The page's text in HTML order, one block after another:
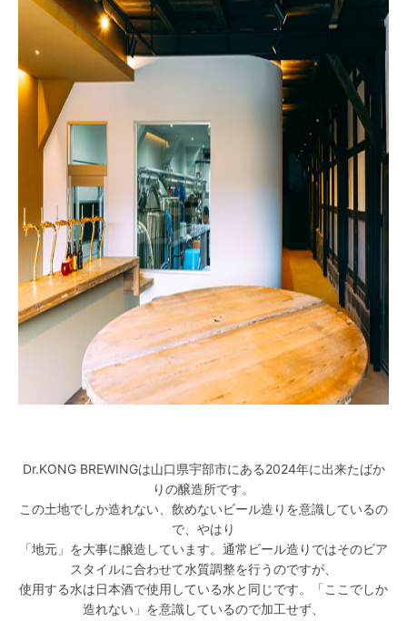
Dr.KONG BREWINGは山口県宇部市にある2024年に出来たばか
りの醸造所です。
この土地でしか造れない、飲めないビール造りを意識しているの
で、やはり
「地元」を大事に醸造しています。通常ビール造りではそのビア
スタイルに合わせて水質調整を行うのですが、
使用する水は日本酒で使用している水と同じです。「ここでしか
造れない」を意識しているので加工せず、